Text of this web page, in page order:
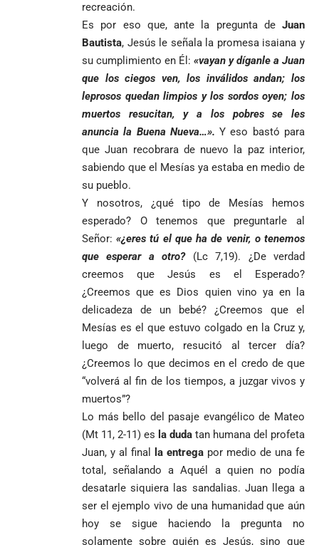
recreación.
Es por eso que, ante la pregunta de Juan
Bautista, Jesús le señala la promesa isaiana y
su cumplimiento en Él: «vayan y díganle a Juan
que los ciegos ven, los inválidos andan; los
leprosos quedan limpios y los sordos oyen; los
muertos resucitan, y a los pobres se les
anuncia la Buena Nueva…».Y eso bastó para
que Juan recobrara de nuevo la paz interior,
sabiendo que el Mesías ya estaba en medio de
su pueblo.
Y nosotros, ¿qué tipo de Mesías hemos
esperado? O tenemos que preguntarle al
Señor:«¿eres tú el que ha de venir, o tenemos
que esperar a otro? (Lc 7,19). ¿De verdad
creemos que Jesús es el Esperado?
¿Creemos que es Dios quien vino ya en la
delicadeza de un bebé? ¿Creemos que el
Mesías es el que estuvo colgado en la Cruz y,
luego de muerto, resucitó al tercer día?
¿Creemos lo que decimos en el credo de que
“volverá al fin de los tiempos, a juzgar vivos y
muertos”?
Lo más bello del pasaje evangélico de Mateo
(Mt 11, 2-11) es la duda tan humana del profeta
Juan, y al final
la entrega por medio de una fe
total, señalando a Aquél a quien no podía
desatarle siquiera las sandalias. Juan llega a
ser el ejemplo vivo de una humanidad que aún
hoy se sigue haciendo la pregunta no
solamente sobre quién es Jesús, sino que